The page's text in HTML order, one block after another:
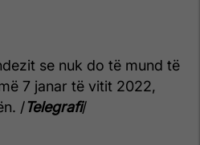
se nuk do të mund të
7 janar të vitit 2022,
/Telegrafi/